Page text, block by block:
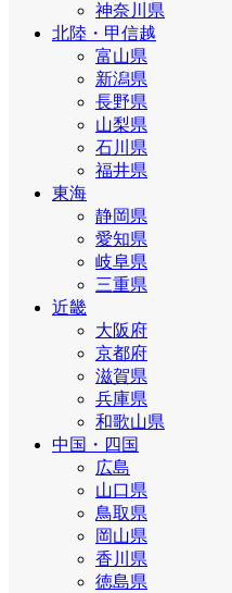
神奈川県
北陸・甲信越
富山県
新潟県
長野県
山梨県
石川県
福井県
東海
静岡県
愛知県
岐阜県
三重県
近畿
大阪府
京都府
滋賀県
兵庫県
和歌山県
中国・四国
広島
山口県
鳥取県
岡山県
香川県
徳島県